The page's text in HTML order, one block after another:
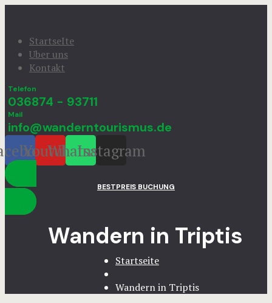
StartseIte
Uber uns
Kontakt
Telefon
036874 - 93711
Mail
info@wanderntourismus.de
Youtube
Whatsapp
Instagram
BESTPREIS BUCHUNG
Wandern in Triptis
Startseite
Wandern in Triptis